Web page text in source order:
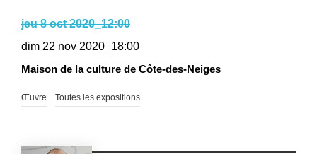
jeu 8 oct 2020_12:00
dim 22 nov 2020_18:00
Maison de la culture de Côte-des-Neiges
Œuvre Toutes les expositions